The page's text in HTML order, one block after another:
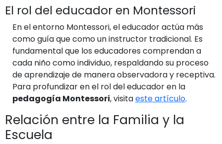
El rol del educador en Montessori
En el entorno Montessori, el educador actúa más
como guía que como un instructor tradicional. Es
fundamental que los educadores comprendan a
cada niño como individuo, respaldando su proceso
de aprendizaje de manera observadora y receptiva.
Para profundizar en el rol del educador en la
pedagogía Montessori, visitaeste artículo.
Relación entre la Familia y la
Escuela